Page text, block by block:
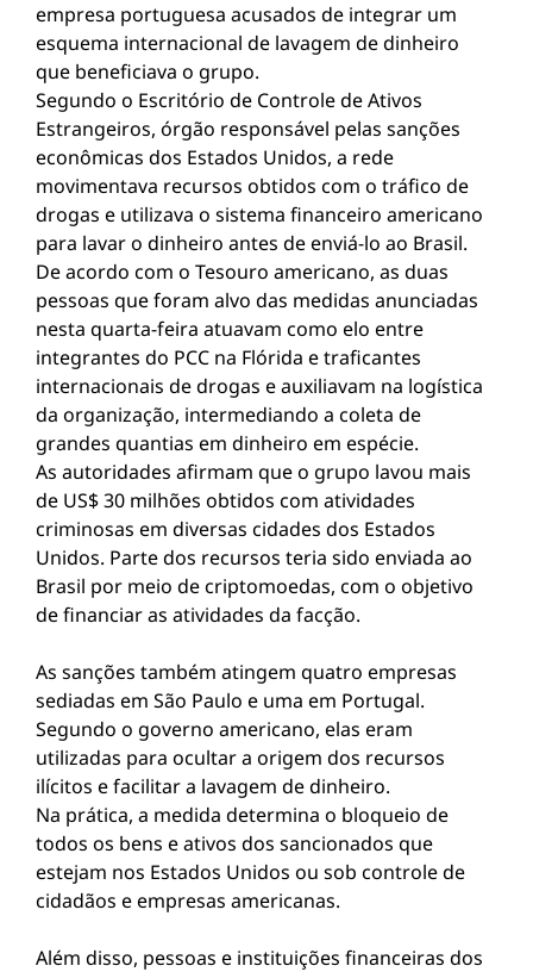
empresa portuguesa acusados de integrar um
esquema internacional de lavagem de dinheiro
que beneficiava o grupo.
Segundo o Escritório de Controle de Ativos
Estrangeiros, órgão responsável pelas sanções
econômicas dos Estados Unidos, a rede
movimentava recursos obtidos com o tráfico de
drogas e utilizava o sistema financeiro americano
para lavar o dinheiro antes de enviá-lo ao Brasil.
De acordo com o Tesouro americano, as duas
pessoas que foram alvo das medidas anunciadas
nesta quarta-feira atuavam como elo entre
integrantes do PCC na Flórida e traficantes
internacionais de drogas e auxiliavam na logística
da organização, intermediando a coleta de
grandes quantias em dinheiro em espécie.
As autoridades afirmam que o grupo lavou mais
de US$ 30 milhões obtidos com atividades
criminosas em diversas cidades dos Estados
Unidos. Parte dos recursos teria sido enviada ao
Brasil por meio de criptomoedas, com o objetivo
de financiar as atividades da facção.
As sanções também atingem quatro empresas
sediadas em São Paulo e uma em Portugal.
Segundo o governo americano, elas eram
utilizadas para ocultar a origem dos recursos
ilícitos e facilitar a lavagem de dinheiro.
Na prática, a medida determina o bloqueio de
todos os bens e ativos dos sancionados que
estejam nos Estados Unidos ou sob controle de
cidadãos e empresas americanas.
Além disso, pessoas e instituições financeiras dos